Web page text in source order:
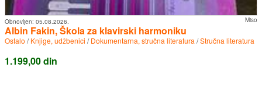
Miso
Obnovljen: 05.08.2026.
Albin Fakin, Škola za klavirski harmoniku
Ostalo /Knjige, udžbenici /Dokumentarna, stručna literatura /Stručna literatura
1.199,00 din